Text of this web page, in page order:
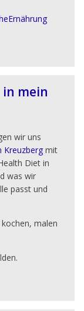
Ernährung
in mein
wir uns
Kreuzberg mit
Diet in
was wir
passt und
malen